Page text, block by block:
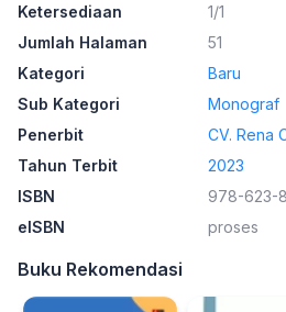
Ketersediaan
1/1
Jumlah Halaman
51
Kategori
Baru
Sub Kategori
Monograf
Penerbit
CV. Rena
Tahun Terbit
2023
ISBN
978-623-
eISBN
proses
Buku Rekomendasi